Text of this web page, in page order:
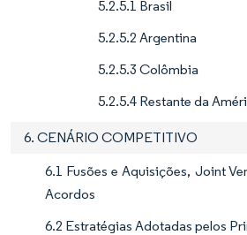
5.2.5.1 Brasil
5.2.5.2 Argentina
5.2.5.3 Colômbia
5.2.5.4 Restante da
6. CENÁRIO COMPETITIVO
6.1 Fusões e Aquisições, Joint
Acordos
6.2 Estratégias Adotadas pelos